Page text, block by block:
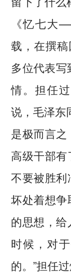
《忆七大
载，在撰
多位代表
情。担任
说，毛泽东
是极而言
高级干部有
不要被胜
坏处着想
的思想，
时候，对
的。”担任